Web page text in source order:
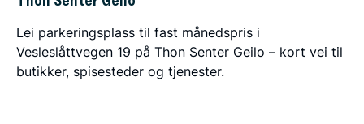
Lei parkeringsplass til fast månedspris i
Vesleslåttvegen 19 på Thon Senter Geilo – kort vei til
butikker, spisesteder og tjenester.